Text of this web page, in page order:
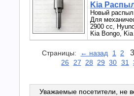
Kia
Новый
Для
2900 сс,
Kia Bongo,
Страницы: ← назад 1 2 3
26 27 28 29 30 31
Уважаемые посетители, не